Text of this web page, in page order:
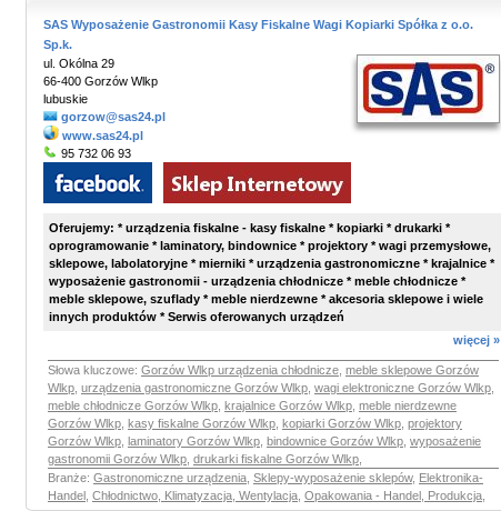
SAS Wyposażenie Gastronomii Kasy Fiskalne Wagi Kopiarki Spółka z o.o.
Sp.k.
ul. Okólna 29
66-400 Gorzów Wlkp
lubuskie
gorzow@sas24.pl
www.sas24.pl
95 732 06 93
Oferujemy: * urządzenia fiskalne - kasy fiskalne * kopiarki * drukarki *
oprogramowanie * laminatory, bindownice * projektory * wagi przemysłowe,
sklepowe, labolatoryjne * mierniki * urządzenia gastronomiczne * krajalnice *
wyposażenie gastronomii - urządzenia chłodnicze * meble chłodnicze *
meble sklepowe, szuflady * meble nierdzewne * akcesoria sklepowe i wiele
innych produktów * Serwis oferowanych urządzeń
więcej »
Słowa kluczowe: Gorzów Wlkp urządzenia chłodnicze meble sklepowe Gorzów
Wlkp urządzenia gastronomiczne Gorzów Wlkp wagi elektroniczne Gorzów Wlkp
meble chłodnicze Gorzów Wlkp krajalnice Gorzów Wlkp meble nierdzewne
Gorzów Wlkp kasy fiskalne Gorzów Wlkp kopiarki Gorzów Wlkp projektory
Gorzów Wlkp laminatory Gorzów Wlkp bindownice Gorzów Wlkp wyposażenie
gastronomii Gorzów Wlkp drukarki fiskalne Gorzów Wlkp
Branże: Gastronomiczne urządzenia Sklepy-wyposażenie sklepów, Elektronika-
Handel Chłodnictwo, Klimatyzacja, Wentylacja Opakowania - Handel, Produkcja